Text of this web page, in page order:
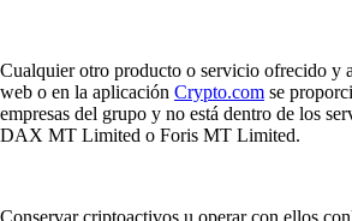
Cualquier otro producto o servicio ofrecido y
web o en la aplicación Crypto.com se
empresas del grupo y no está dentro de los
DAX MT Limited o Foris MT Limited.
Conservar criptoactivos u operar con ellos